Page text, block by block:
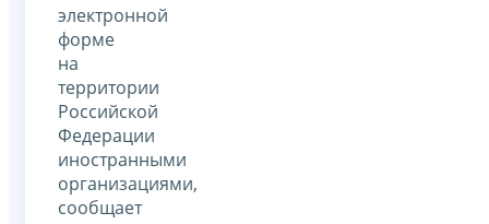
электронной
форме
на
территории
Российской
Федерации
иностранными
организациями,
сообщает